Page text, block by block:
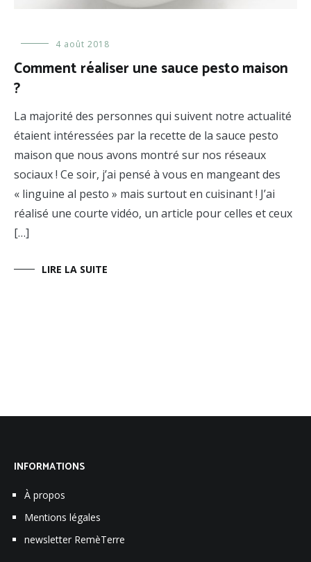
Alimentation ,
de
cuisine
4 août 2018
Comment réaliser une sauce pesto maison
?
La majorité des personnes qui suivent notre actualité
étaient intéressées par la recette de la sauce pesto
maison que nous avons montré sur nos réseaux
sociaux ! Ce soir, j’ai pensé à vous en mangeant des
« linguine al pesto » mais surtout en cuisinant ! J’ai
réalisé une courte vidéo, un article pour celles et ceux
[…]
LIRE LA SUITE
INFORMATIONS
À propos
Mentions légales
newsletter RemèTerre